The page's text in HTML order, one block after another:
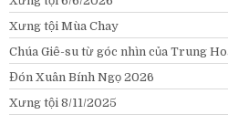
Xưng tội Mùa Chay
Chúa Giê-su từ góc nhìn của Trung
Đón Xuân Bính Ngọ 2026
Xưng tội 8/11/2025